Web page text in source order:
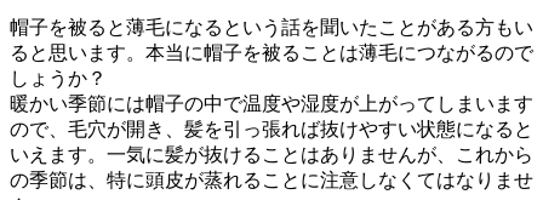
帽子を被ると薄毛になるという話を聞いたことがある方もい
ると思います。本当に帽子を被ることは薄毛につながるので
しょうか？
暖かい季節には帽子の中で温度や湿度が上がってしまいます
ので、毛穴が開き、髪を引っ張れば抜けやすい状態になると
いえます。一気に髪が抜けることはありませんが、これから
の季節は、特に頭皮が蒸れることに注意しなくてはなりませ